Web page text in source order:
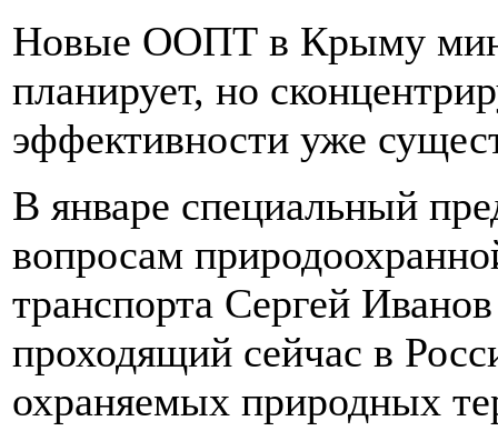
Новые ООПТ в Крыму
планирует, но
эффективности уже
В январе специальный
вопросам
транспорта Сергей
проходящий сейчас в
охраняемых природных